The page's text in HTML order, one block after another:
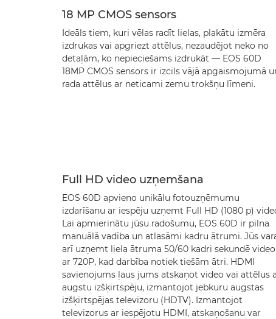
18 MP CMOS sensors
Ideāls tiem, kuri vēlas radīt lielas, plakātu izmēra
izdrukas vai apgriezt attēlus, nezaudējot neko no
detaļām, ko nepieciešams izdrukāt — EOS 60D
18MP CMOS sensors ir izcils vājā apgaismojumā
rada attēlus ar neticami zemu trokšņu līmeni.
Full HD video uzņemšana
EOS 60D apvieno unikālu fotouzņēmumu
izdarīšanu ar iespēju uzņemt Full HD (1080 p)
Lai apmierinātu jūsu radošumu, EOS 60D ir pilna
manuālā vadība un atlasāmi kadru ātrumi. Jūs
arī uzņemt liela ātruma 50/60 kadri sekundē video
ar 720P, kad darbība notiek tiešām ātri. HDMI
savienojums ļaus jums atskaņot video vai attēlus
augstu izšķirtspēju, izmantojot jebkuru augstas
izšķirtspējas televizoru (HDTV). Izmantojot
televizorus ar iespējotu HDMI, atskaņošanu var